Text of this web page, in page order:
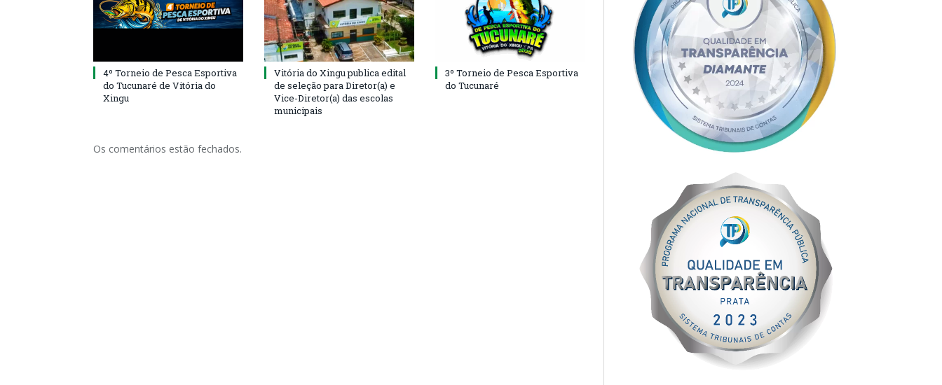
4º Torneio de Pesca Esportiva
do Tucunaré de Vitória do
Xingu
Vitória do Xingu publica edital
de seleção para Diretor(a) e
Vice-Diretor(a) das escolas
municipais
3º Torneio de Pesca Esportiva
do Tucunaré
Os comentários estão fechados.